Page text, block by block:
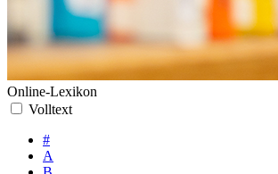
Online-Lexikon
Volltext
#
A